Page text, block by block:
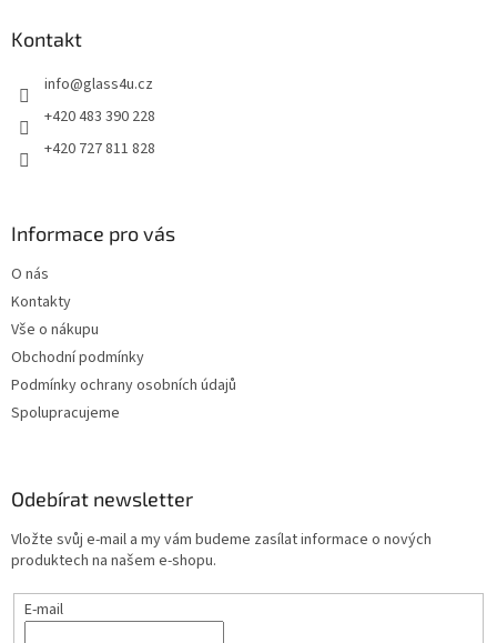
Kontakt
info@glass4u.cz
+420 483 390 228
+420 727 811 828
Informace pro vás
O nás
Kontakty
Vše o nákupu
Obchodní podmínky
Podmínky ochrany osobních údajů
Spolupracujeme
Odebírat newsletter
Vložte svůj e-mail a my vám budeme zasílat informace o nových
produktech na našem e-shopu.
E-mail